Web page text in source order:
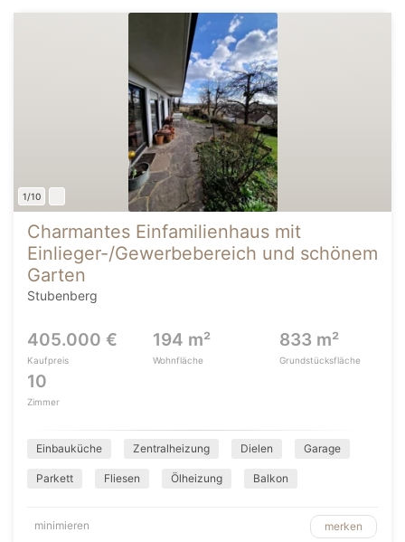
1/10
Charmantes Einfamilienhaus mit
Einlieger-/Gewerbebereich und schönem
Garten
Stubenberg
405.000 €
Kaufpreis
194 m²
Wohnfläche
833 m²
Grundstücksfläche
10
Zimmer
Einbauküche Zentralheizung Dielen Garage
Parkett Fliesen Ölheizung Balkon
minimieren merken